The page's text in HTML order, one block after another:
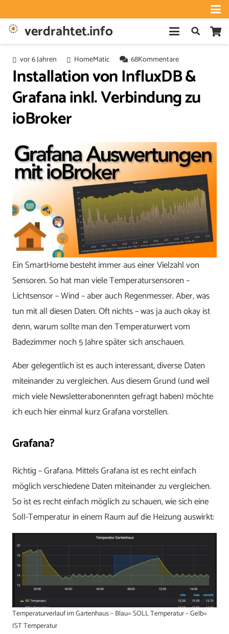
verdrahtet.info
vor 6 Jahren HomeMatic 68Kommentare
Installation von InfluxDB &
Grafana inkl. Verbindung zu
ioBroker
Ein SmartHome besteht immer aus einer Vielzahl von
Sensoren. So hat man viele Temperatursensoren –
Lichtsensor – Wind – aber auch Regenmesser. Aber, was
tun mit all diesen Daten. Oft nichts – was ja auch okay ist
denn, warum sollte man den Temperaturwert vom
Badezimmer noch 5 Jahre später sich anschauen.
Aber gelegentlich ist es auch interessant, diverse Daten
miteinander zu vergleichen. Aus diesem Grund (und weil
mich viele Newsletterabonennten gefragt haben) möchte
ich euch hier einmal kurz Grafana vorstellen.
Grafana?
Richtig – Grafana. Mittels Grafana ist es recht einfach
möglich verschiedene Daten miteinander zu vergleichen.
So ist es recht einfach möglich zu schauen, wie sich eine
Soll-Temperatur in einem Raum auf die Heizung auswirkt:
Temperaturverlauf im Gartenhaus – Blau= SOLL Temperatur – Gelb=
IST Temperatur